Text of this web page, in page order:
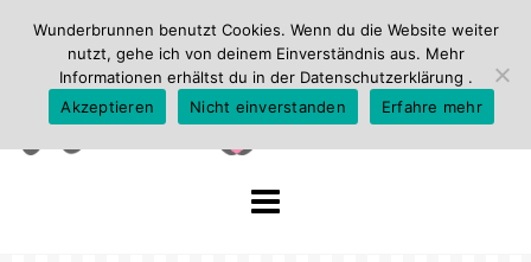
Wunderbrunnen benutzt Cookies. Wenn du die Website weiter
nutzt, gehe ich von deinem Einverständnis aus. Mehr
Informationen erhältst du in der Datenschutzerklärung .
Akzeptieren
Nicht einverstanden Erfahre mehr